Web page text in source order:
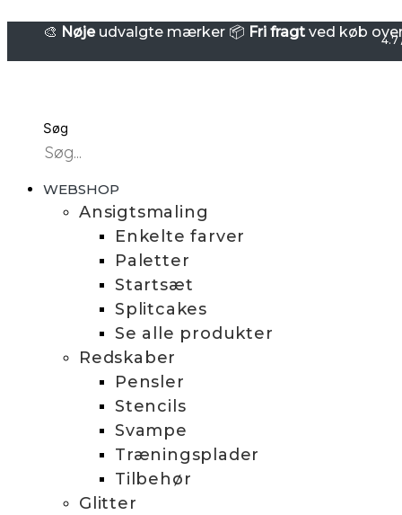
indholdet
🎨 Nøjeudvalgte mærker 📦 Fri fragtved køb 4.7
Søg
WEBSHOP
Ansigtsmaling
Enkelte farver
Paletter
Startsæt
Splitcakes
Se alle produkter
Redskaber
Pensler
Stencils
Svampe
Træningsplader
Tilbehør
Glitter
FACES
antal